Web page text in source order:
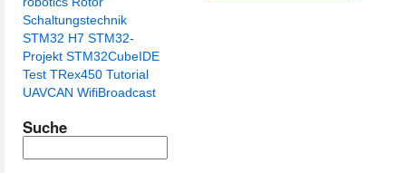
Schaltungstechnik
STM32 H7 STM32-
Projekt STM32CubeIDE
Test TRex450 Tutorial
UAVCAN WifiBroadcast
Suche